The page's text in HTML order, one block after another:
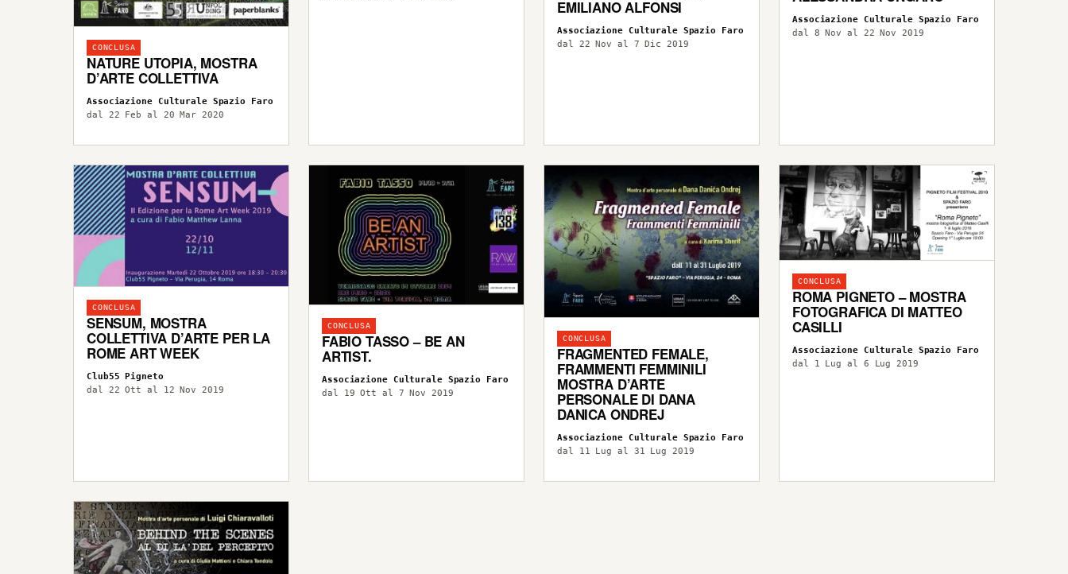
CONCLUSA
NATURE UTOPIA, MOSTRA
D’ARTE COLLETTIVA
Associazione Culturale Spazio Faro
dal 22 Feb al 20 Mar 2020
EMILIANO ALFONSI
Associazione Culturale Spazio Faro
dal 22 Nov al 7 Dic 2019
Associazione Culturale Spazio Faro
dal 8 Nov al 22 Nov 2019
CONCLUSA
SENSUM, MOSTRA
COLLETTIVA D’ARTE PER LA
ROME ART WEEK
Club55 Pigneto
dal 22 Ott al 12 Nov 2019
CONCLUSA
FABIO TASSO – BE AN
ARTIST.
Associazione Culturale Spazio Faro
dal 19 Ott al 7 Nov 2019
CONCLUSA
FRAGMENTED FEMALE,
FRAMMENTI FEMMINILI
MOSTRA D’ARTE
PERSONALE DI DANA
DANICA ONDREJ
Associazione Culturale Spazio Faro
dal 11 Lug al 31 Lug 2019
CONCLUSA
ROMA PIGNETO – MOSTRA
FOTOGRAFICA DI MATTEO
CASILLI
Associazione Culturale Spazio Faro
dal 1 Lug al 6 Lug 2019